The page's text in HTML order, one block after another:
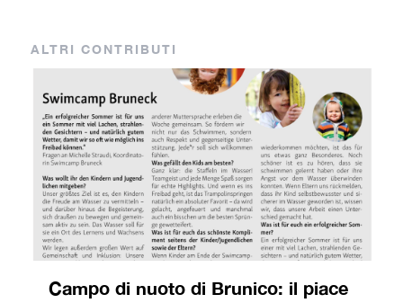
ALTRI CONTRIBUTI
Campo di nuoto di Brunico: il piace